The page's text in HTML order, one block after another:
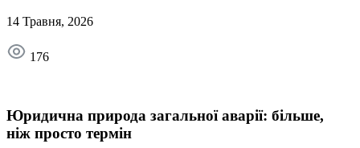
14 Травня, 2026
176
Юридична природа загальної аварії: більше,
ніж просто термін